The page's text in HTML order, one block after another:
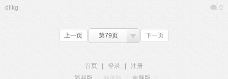
dllkg 0
上一页 第79页 下一页
首页 登录
注册